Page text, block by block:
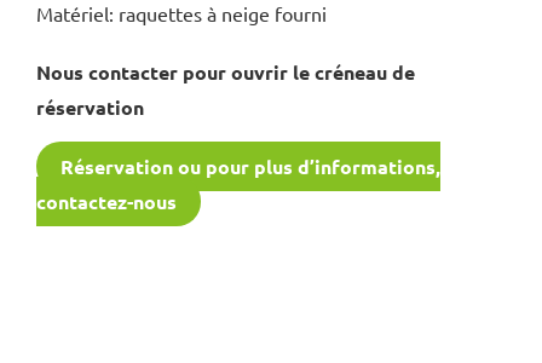
Matériel: raquettes à neige fourni
Nous contacter pour ouvrir le créneau de
réservation
Réservation ou pour plus d’informations,
contactez-nous